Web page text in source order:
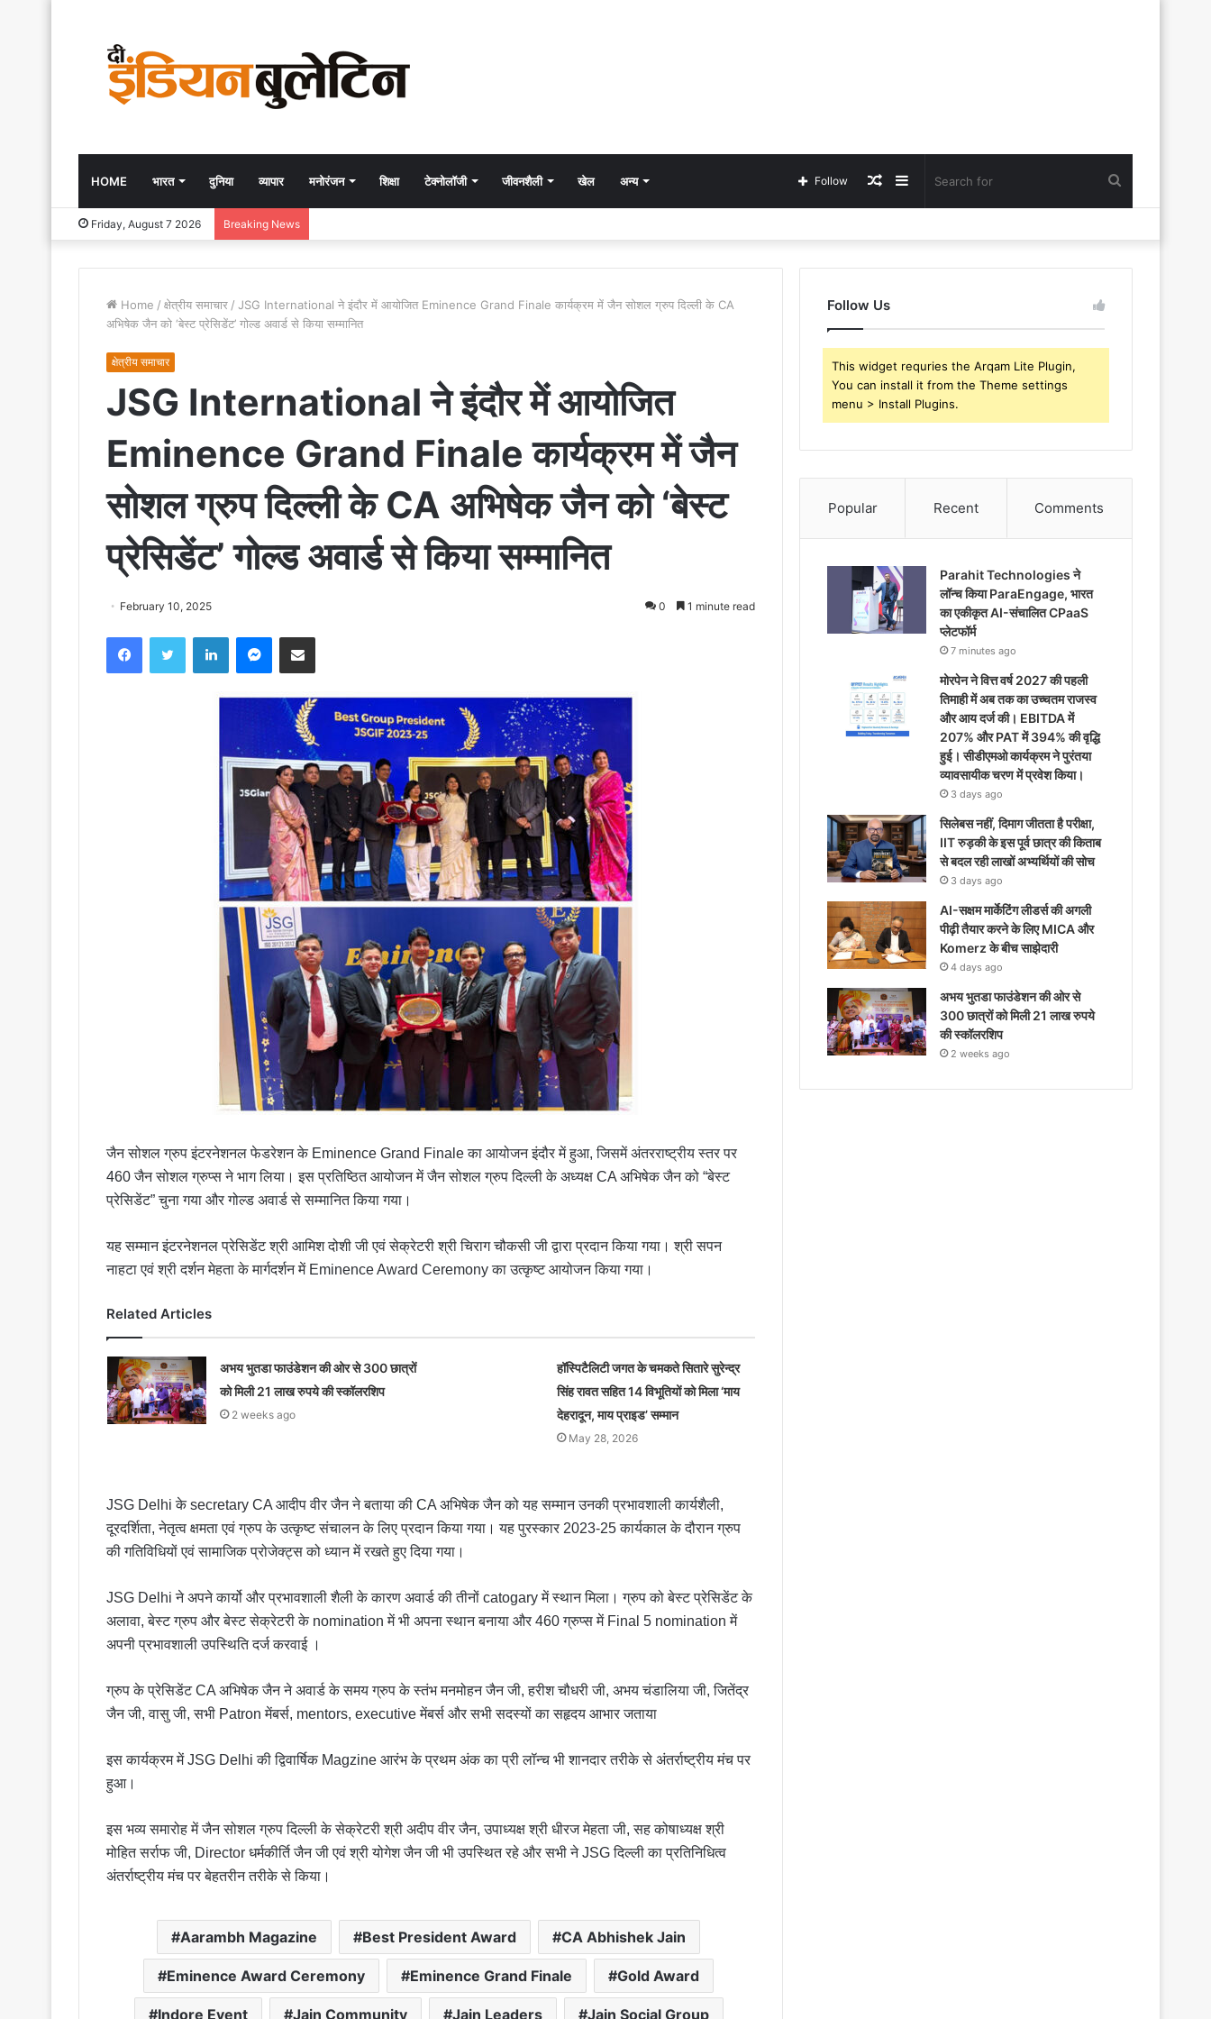
HOME भारत दुनिया व्यापार मनोरंजन शिक्षा टेक्नोलॉजी जीवनशैली खेल अन्य Sidebar
Random
Follow
Friday, August 7 2026 Breaking News
Home / क्षेत्रीय समाचार / JSG International ने इंदौर में आयोजित Eminence Grand Finale कार्यक्रम में जैन सोशल ग्रुप दिल्ली के CA
अभिषेक जैन को ‘बेस्ट प्रेसिडेंट’ गोल्ड अवार्ड से किया सम्मानित
क्षेत्रीय समाचार
JSG International ने इंदौर में आयोजित
Eminence Grand Finale कार्यक्रम में जैन
सोशल ग्रुप दिल्ली के CA अभिषेक जैन को ‘बेस्ट
प्रेसिडेंट’ गोल्ड अवार्ड से किया सम्मानित
February 10, 2025 0 1 minute read
FacebookTwitter LinkedInMessenger
Share via Email
जैन सोशल ग्रुप इंटरनेशनल फेडरेशन के Eminence Grand Finale का आयोजन इंदौर में हुआ, जिसमें अंतरराष्ट्रीय स्तर पर
460 जैन सोशल ग्रुप्स ने भाग लिया। इस प्रतिष्ठित आयोजन में जैन सोशल ग्रुप दिल्ली के अध्यक्ष CA अभिषेक जैन को “बेस्ट
प्रेसिडेंट” चुना गया और गोल्ड अवार्ड से सम्मानित किया गया।
यह सम्मान इंटरनेशनल प्रेसिडेंट श्री आमिश दोशी जी एवं सेक्रेटरी श्री चिराग चौकसी जी द्वारा प्रदान किया गया। श्री सपन
नाहटा एवं श्री दर्शन मेहता के मार्गदर्शन में Eminence Award Ceremony का उत्कृष्ट आयोजन किया गया।
Related Articles
अभय भुतडा फाउंडेशन की ओर से 300 छात्रों
को मिली 21 लाख रुपये की स्कॉलरशिप
2 weeks ago
हॉस्पिटैलिटी जगत के चमकते सितारे सुरेन्द्र
सिंह रावत सहित 14 विभूतियों को मिला ‘माय
देहरादून, माय प्राइड’ सम्मान
May 28, 2026
JSG Delhi के secretary CA आदीप वीर जैन ने बताया की CA अभिषेक जैन को यह सम्मान उनकी प्रभावशाली कार्यशैली,
दूरदर्शिता, नेतृत्व क्षमता एवं ग्रुप के उत्कृष्ट संचालन के लिए प्रदान किया गया। यह पुरस्कार 2023-25 कार्यकाल के दौरान ग्रुप
की गतिविधियों एवं सामाजिक प्रोजेक्ट्स को ध्यान में रखते हुए दिया गया।
JSG Delhi ने अपने कार्यो और प्रभावशाली शैली के कारण अवार्ड की तीनों catogary में स्थान मिला। ग्रुप को बेस्ट प्रेसिडेंट के
अलावा, बेस्ट ग्रुप और बेस्ट सेक्रेटरी के nomination में भी अपना स्थान बनाया और 460 ग्रुप्स में Final 5 nomination में
अपनी प्रभावशाली उपस्थिति दर्ज करवाई ।
ग्रुप के प्रेसिडेंट CA अभिषेक जैन ने अवार्ड के समय ग्रुप के स्तंभ मनमोहन जैन जी, हरीश चौधरी जी, अभय चंडालिया जी, जितेंद्र
जैन जी, वासु जी, सभी Patron मेंबर्स, mentors, executive मेंबर्स और सभी सदस्यों का सहृदय आभार जताया
इस कार्यक्रम में JSG Delhi की द्विवार्षिक Magzine आरंभ के प्रथम अंक का प्री लॉन्च भी शानदार तरीके से अंतर्राष्ट्रीय मंच पर
हुआ।
इस भव्य समारोह में जैन सोशल ग्रुप दिल्ली के सेक्रेटरी श्री अदीप वीर जैन, उपाध्यक्ष श्री धीरज मेहता जी, सह कोषाध्यक्ष श्री
मोहित सर्राफ जी, Director धर्मकीर्ति जैन जी एवं श्री योगेश जैन जी भी उपस्थित रहे और सभी ने JSG दिल्ली का प्रतिनिधित्व
अंतर्राष्ट्रीय मंच पर बेहतरीन तरीके से किया।
Aarambh Magazine Best President Award CA Abhishek Jain
Eminence Award Ceremony Eminence Grand Finale Gold Award
Indore Event Jain Community Jain Leaders Jain Social Group
Follow Us
This widget requries the Arqam Lite Plugin,
You can install it from the Theme settings
menu > Install Plugins.
Popular Recent Comments
Parahit Technologies ने
लॉन्च किया ParaEngage, भारत
का एकीकृत AI-संचालित CPaaS
प्लेटफॉर्म
7 minutes ago
मोरपेन ने वित्त वर्ष 2027 की पहली
तिमाही में अब तक का उच्चतम राजस्व
और आय दर्ज की। EBITDA में
207% और PAT में 394% की वृद्धि
हुई। सीडीएमओ कार्यक्रम ने पुरंतया
व्यावसायीक चरण में प्रवेश किया।
3 days ago
सिलेबस नहीं, दिमाग जीतता है परीक्षा,
IIT रुड़की के इस पूर्व छात्र की किताब
से बदल रही लाखों अभ्यर्थियों की सोच
3 days ago
AI-सक्षम मार्केटिंग लीडर्स की अगली
पीढ़ी तैयार करने के लिए MICA और
Komerz के बीच साझेदारी
4 days ago
अभय भुतडा फाउंडेशन की ओर से
300 छात्रों को मिली 21 लाख रुपये
की स्कॉलरशिप
2 weeks ago